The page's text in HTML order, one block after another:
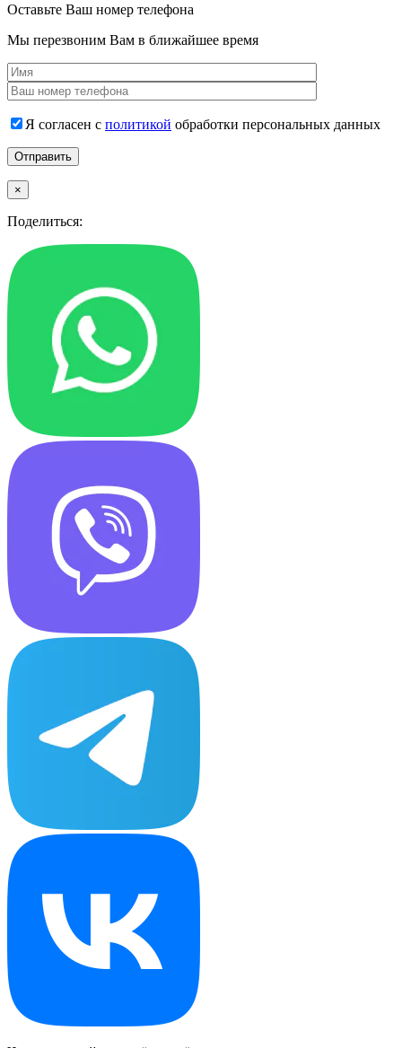
Оставьте Ваш номер телефона
Мы перезвоним Вам в ближайшее время
Я согласен с политикой обработки персональных данных
×
Поделиться: